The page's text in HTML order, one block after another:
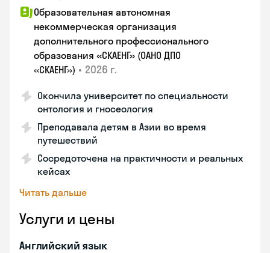
Образовательная автономная
некоммерческая организация
дополнительного профессионального
образования «СКАЕНГ» (ОАНО ДПО
«СКАЕНГ») • 2026 г.
Окончила университет по специальности
онтология и гносеология
Преподавала детям в Азии во время
путешествий
Сосредоточена на практичности и реальных
кейсах
Читать дальше
Услуги и цены
Английский язык